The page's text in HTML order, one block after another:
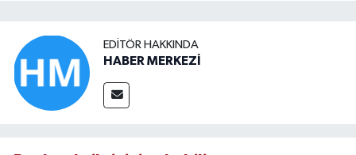
EDITÖR HAKKINDA
HABER MERKEZİ